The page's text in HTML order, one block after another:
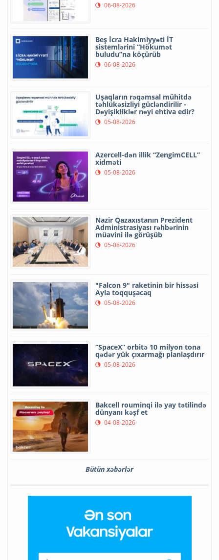
06-08-2026
Beş İcra Hakimiyyəti İT
sistemlərini “Hökumət
buludu”na köçürüb
06-08-2026
Uşaqların rəqəmsal mühitdə
təhlükəsizliyi gücləndirilir -
Dəyişikliklər nəyi ehtiva edir?
05-08-2026
Azercell-dən illik “ZengimCELL”
xidməti
05-08-2026
Nazir Qazaxıstanın Prezident
Administrasiyası rəhbərinin
müavini ilə görüşüb
05-08-2026
"Falcon 9" raketinin bir hissəsi
Ayla toqquşacaq
05-08-2026
“SpaceX” orbitə 10 milyon tona
qədər yük çıxarmağı planlaşdırır
05-08-2026
Bakcell rouminqi ilə yay tətilində
dünyanı kəşf et
04-08-2026
Bütün xəbərlər